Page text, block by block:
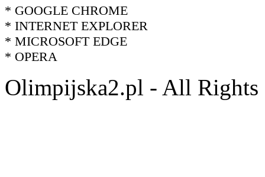
* GOOGLE CHROME
* INTERNET EXPLORER
* MICROSOFT EDGE
* OPERA
Olimpijska2.pl - All Rights